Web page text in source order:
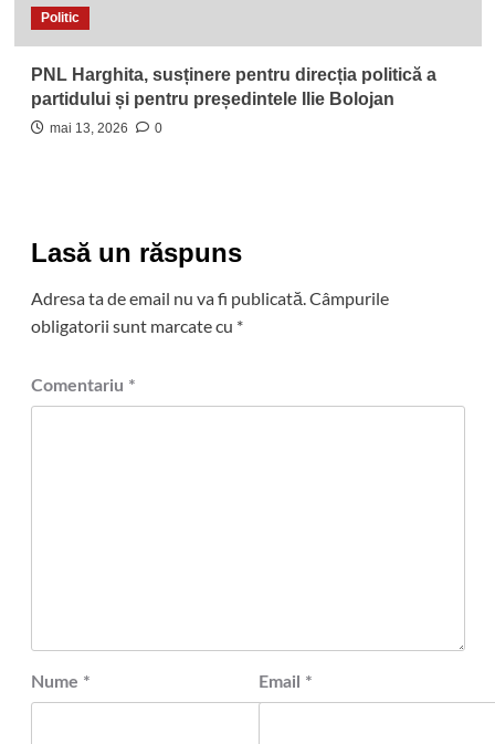
Politic
PNL Harghita, susținere pentru direcția politică a
partidului și pentru președintele Ilie Bolojan
mai 13, 2026 0
Lasă un răspuns
Adresa ta de email nu va fi publicată.Câmpurile
obligatorii sunt marcate cu *
Comentariu *
Nume * Email *